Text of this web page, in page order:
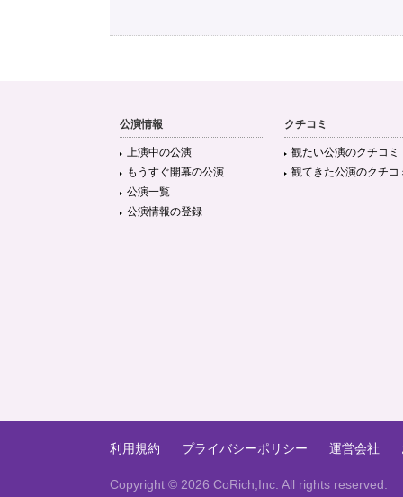
公演情報
上演中の公演
もうすぐ開幕の公演
公演一覧
公演情報の登録
クチコミ
観たい公演のクチコミ
観てきた公演のクチコ
利用規約 プライバシーポリシー 運営会社
Copyright © 2026 CoRich,Inc. All rights reserved.